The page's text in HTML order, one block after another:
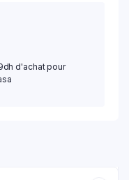
d'achat pour